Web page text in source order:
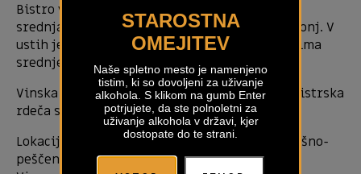
STAROSTNA
OMEJITEV
Naše spletno mesto je namenjeno
tistim, ki so dovoljeni za uživanje
alkohola. S klikom na gumb Enter
potrjujete, da ste polnoletni za
uživanje alkohola v državi, kjer
dostopate do te strani.
Bistro vino, barva mehkega jutranjega roseja,
srednja viskoznost. Ima opazen, bogat sadni vonj. V
ustih je suho, a s prijetno sadno polnostjo, ki ima
srednje dolg pookus.
Vinska sorta Maločrn je zelo redka avtohtona istrska
rdeča sorta.
Lokacija: Poljane (280 m nadmorske višine), flišno-
peščena tla na laporju (lahka tla)